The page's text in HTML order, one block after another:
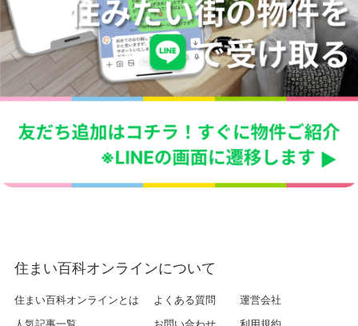
住まい百科オンラインについて
住まい百科オンラインとは
よくある質問
運営会社